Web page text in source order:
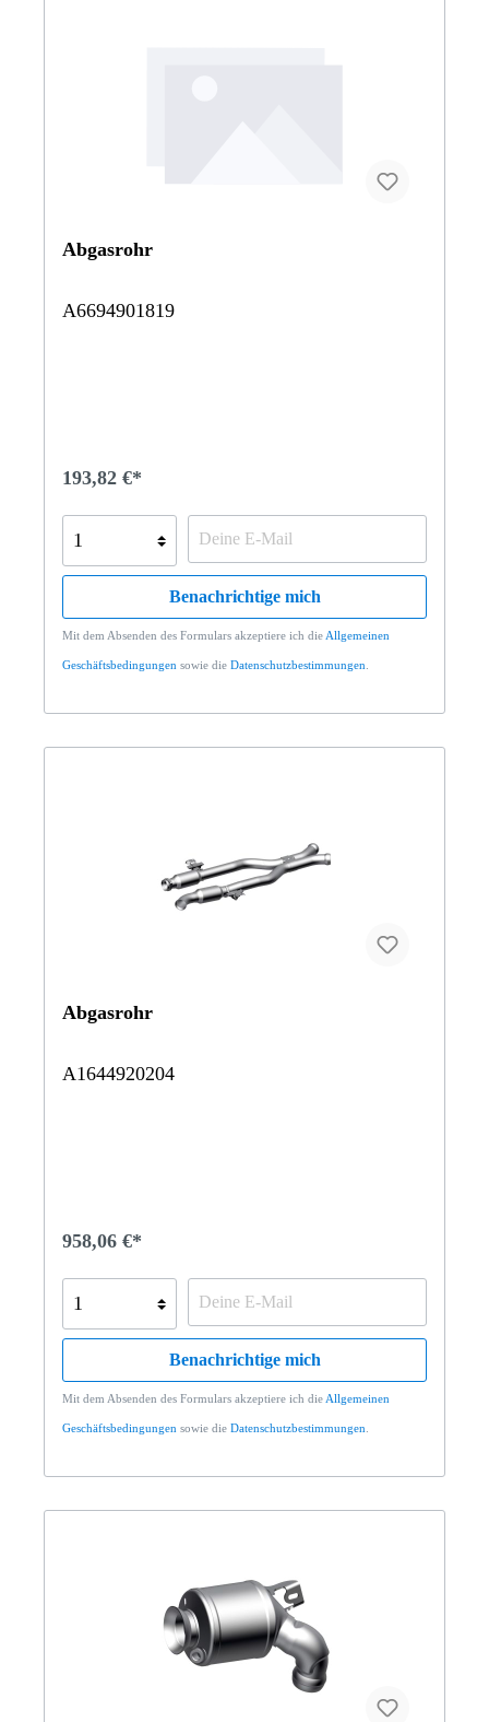
Abgasrohr
A6694901819
193,82 €*
Benachrichtige mich
Mit dem Absenden des Formulars akzeptiere ich die Allgemeinen
Geschäftsbedingungen sowie die Datenschutzbestimmungen
Abgasrohr
A1644920204
958,06 €*
Benachrichtige mich
Mit dem Absenden des Formulars akzeptiere ich die Allgemeinen
Geschäftsbedingungen sowie die Datenschutzbestimmungen